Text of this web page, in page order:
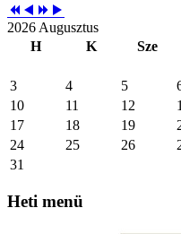
2026 Augusztus
H
K Sze
3
4 5
10
11 12
17
18 19
24
25 26
31
Heti menü